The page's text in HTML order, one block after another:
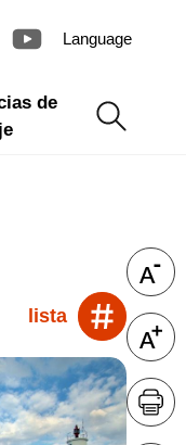
Language
de
lista